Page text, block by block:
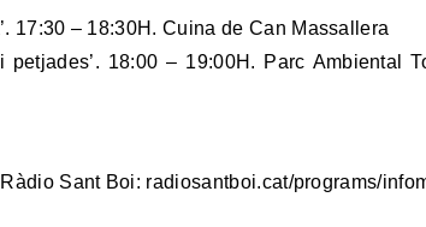
17:30 – 18:30H. Cuina de Can Massallera
petjades’. 18:00 – 19:00H. Parc
Sant Boi: radiosantboi.cat/programs/